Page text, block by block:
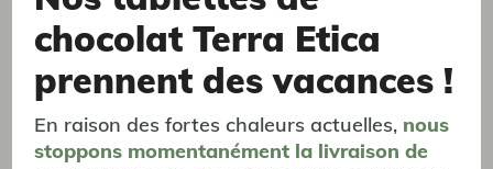
vous aimerez aussi...
chocolat Terra Etica
prennent des vacances !
En raison des fortes chaleurs actuelles, nous
stoppons momentanément la livraison de